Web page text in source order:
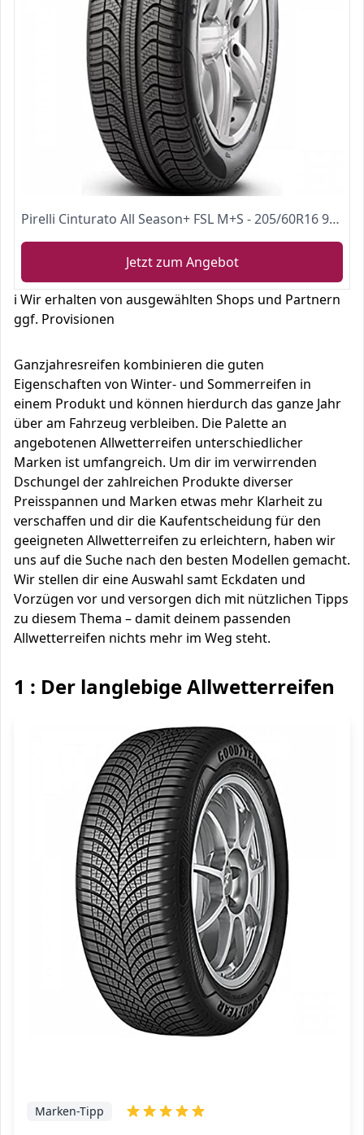
Pirelli Cinturato All Season+ FSL M+S - 205/60R16 92V - Ganzjahresreifen
Jetzt zum Angebot
ℹ️ Wir erhalten von ausgewählten Shops und Partnern
ggf. Provisionen
Ganzjahresreifen kombinieren die guten
Eigenschaften von Winter- und Sommerreifen in
einem Produkt und können hierdurch das ganze Jahr
über am Fahrzeug verbleiben. Die Palette an
angebotenen Allwetterreifen unterschiedlicher
Marken ist umfangreich. Um dir im verwirrenden
Dschungel der zahlreichen Produkte diverser
Preisspannen und Marken etwas mehr Klarheit zu
verschaffen und dir die Kaufentscheidung für den
geeigneten Allwetterreifen zu erleichtern, haben wir
uns auf die Suche nach den besten Modellen gemacht.
Wir stellen dir eine Auswahl samt Eckdaten und
Vorzügen vor und versorgen dich mit nützlichen Tipps
zu diesem Thema – damit deinem passenden
Allwetterreifen nichts mehr im Weg steht.
1 : Der langlebige Allwetterreifen
Marken-Tipp